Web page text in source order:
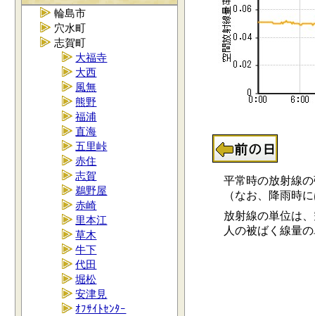
輪島市
穴水町
志賀町
大福寺
大西
風無
熊野
福浦
直海
五里峠
赤住
志賀
鵜野屋
赤崎
里本江
草木
牛下
代田
堀松
安津見
ｵﾌｻｲﾄｾﾝﾀｰ
平常時の放射線の
（なお、降雨時に
放射線の単位は、
人の被ばく線量の